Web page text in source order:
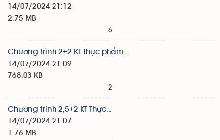
14/07/2024 21:12
2.75 MB
6
Chương trình 2+2 KT Thực phẩm...
14/07/2024 21:09
768.03 KB
2
Chương trình 2,5+2 KT Thực...
14/07/2024 21:07
1.76 MB